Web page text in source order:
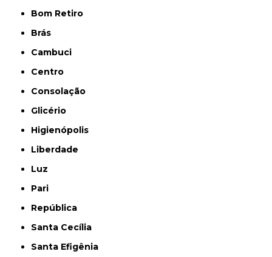
Bom Retiro
Brás
Cambuci
Centro
Consolação
Glicério
Higienópolis
Liberdade
Luz
Pari
República
Santa Cecília
Santa Efigênia